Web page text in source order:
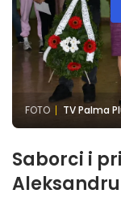
FOTO TV Palma
Saborci i